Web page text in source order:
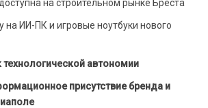
на строительном рынке Бреста
на ИИ-ПК и игровые ноутбуки нового
технологической автономии
присутствие бренда и